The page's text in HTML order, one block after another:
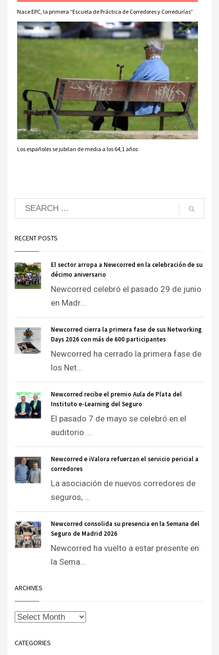
Nace EPC, la primera “Escuela de Práctica de Corredores y Corredurías”
Los españoles se jubilan de media a los 64,1 años
RECENT POSTS
El sector arropa a Newcorred en la celebración de su
décimo aniversario
Newcorred celebró el pasado 29 de junio
en Madr...
Newcorred cierra la primera fase de sus Networking
Days 2026 con más de 600 participantes
Newcorred ha cerrado la primera fase de
los Net...
Newcorred recibe el premio Aula de Plata del
Instituto e-Learning del Seguro
El pasado 7 de mayo se celebró en el
auditorio ...
Newcorred e iValora refuerzan el servicio pericial a
corredores
La asociación de nuevos corredores de
seguros, ...
Newcorred consolida su presencia en la Semana del
Seguro de Madrid 2026
Newcorred ha vuelto a estar presente en
la Sema...
ARCHIVES
CATEGORIES